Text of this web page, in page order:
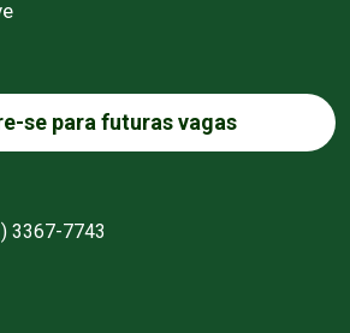
se para futuras vagas
3367-7743